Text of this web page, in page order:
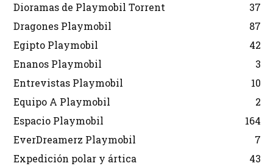
Dioramas de Playmobil Torrent
37
Dragones Playmobil
87
Egipto Playmobil
42
Enanos Playmobil
3
Entrevistas Playmobil
10
Equipo A Playmobil
2
Espacio Playmobil
164
EverDreamerz Playmobil
7
Expedición polar y ártica
43